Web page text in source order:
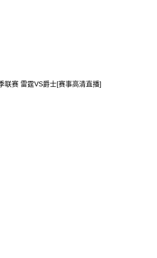
联赛 雷霆VS爵士[赛事高清直播]